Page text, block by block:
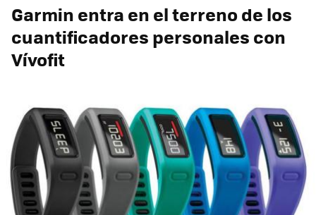
Garmin entra en el terreno de los
cuantificadores personales con
Vívofit